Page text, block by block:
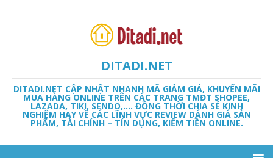
DITADI.NET
DITADI.NET CẬP NHẬT NHANH MÃ GIẢM GIÁ, KHUYẾN MÃI
MUA HÀNG ONLINE TRÊN CÁC TRANG TMĐT SHOPEE,
LAZADA, TIKI, SENDO,…. ĐỒNG THỜI CHIA SẺ KINH
NGHIỆM HAY VỀ CÁC LĨNH VỰC REVIEW DÁNH GIÁ SẢN
PHẨM, TÀI CHÍNH – TÍN DỤNG, KIẾM TIỀN ONLINE.